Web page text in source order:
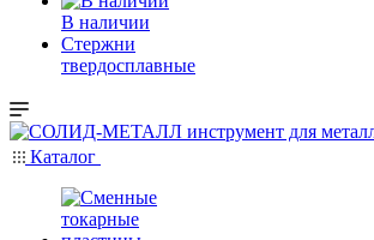
В наличии
Стержни
твердосплавные
Каталог